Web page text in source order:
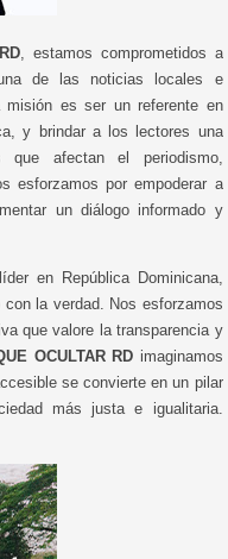
, estamos comprometidos a
de las noticias locales e
misión es ser un referente en
y brindar a los lectores una
que afectan el periodismo,
esforzamos por empoderar a
un diálogo informado y
en República Dominicana,
la verdad. Nos esforzamos
que valore la transparencia y
OCULTAR RD imaginamos
se convierte en un pilar
más justa e igualitaria.